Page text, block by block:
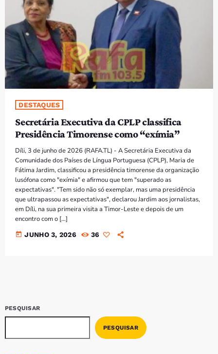
EVENTOS
CONTACTOS
PORTUGUÊS
TÉTUM
PORTUGUÊS
PRÓXIMOS PROGRAMAS
DESTAQUES
Secretária Executiva da CPLP classifica
Presidência Timorense como “exímia”
Díli, 3 de junho de 2026 (RAFA.TL) - A Secretária Executiva da
Comunidade dos Países de Língua Portuguesa (CPLP), Maria de
Fátima Jardim, classificou a presidência timorense da organização
lusófona como "exímia" e afirmou que tem "superado as
expectativas". "Tem sido não só exemplar, mas uma presidência
que ultrapassou as expectativas", declarou Jardim aos jornalistas,
em Díli, na sua primeira visita a Timor-Leste e depois de um
encontro com o […]
today JUNHO 3, 2026 36
PESQUISAR
PESQUISAR